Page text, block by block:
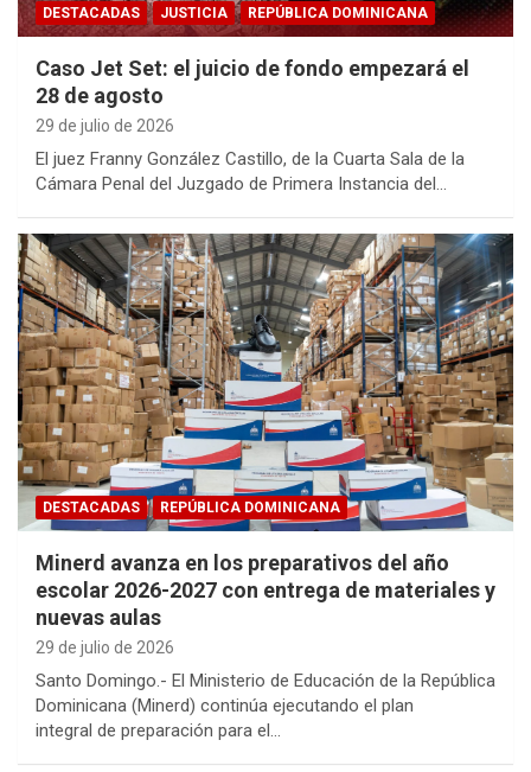
DESTACADAS JUSTICIA REPÚBLICA DOMINICANA
Caso Jet Set: el juicio de fondo empezará el
28 de agosto
29 de julio de 2026
El juez Franny González Castillo, de la Cuarta Sala de la
Cámara Penal del Juzgado de Primera Instancia del…
DESTACADAS REPÚBLICA DOMINICANA
Minerd avanza en los preparativos del año
escolar 2026-2027 con entrega de materiales y
nuevas aulas
29 de julio de 2026
Santo Domingo.- El Ministerio de Educación de la República
Dominicana (Minerd) continúa ejecutando el plan
integral de preparación para el…